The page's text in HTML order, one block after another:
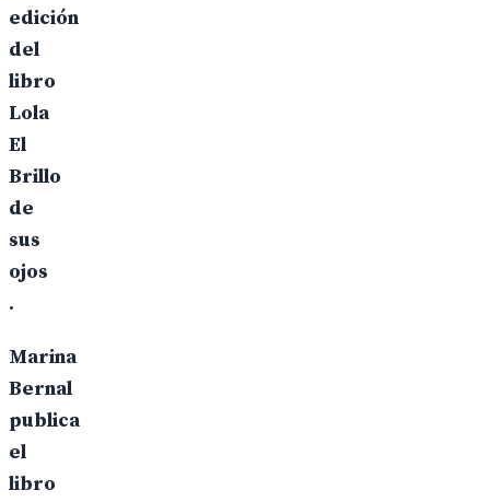
edición
del
libro
Lola
El
Brillo
de
sus
ojos
.
Marina
Bernal
publica
el
libro